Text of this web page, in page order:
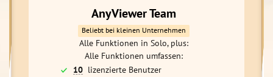
AnyViewer Team
Beliebt bei kleinen Unternehmen
Alle Funktionen in Solo, plus:
Alle Funktionen umfassen:
10 lizenzierte Benutzer